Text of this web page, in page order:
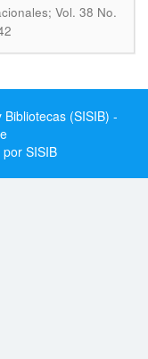
Vol. 38 No.
(SISIB) -
SISIB